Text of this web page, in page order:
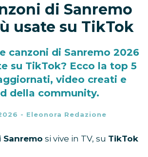
di Sanremo
usate su TikTok
canzoni di Sanremo 2026
su TikTok? Ecco la top 5
video creati e
della community.
- Eleonora Redazione
Sanremo si vive in TV, su TikTok